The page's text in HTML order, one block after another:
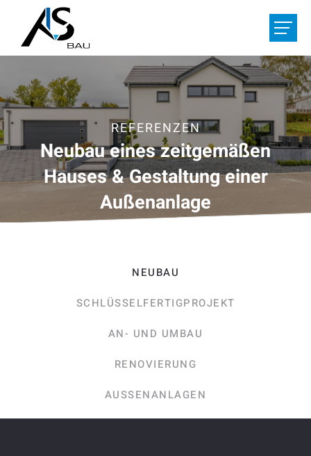
De / Fr / Nl
REFERENZEN
ÜBER UNS
JOBS
IHR PROJEKT
REFERENZEN
Neubau eines zeitgemäßen
Hauses & Gestaltung einer
Außenanlage
NEUBAU
SCHLÜSSELFERTIGPROJEKT
AN- UND UMBAU
RENOVIERUNG
AUSSENANLAGEN